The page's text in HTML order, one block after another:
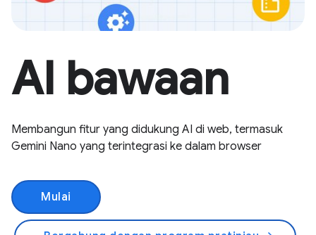
AI bawaan
Membangun fitur yang didukung AI di web, termasuk
Gemini Nano yang terintegrasi ke dalam browser
Mulai